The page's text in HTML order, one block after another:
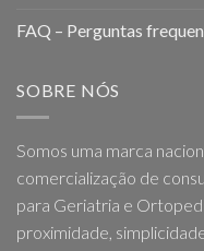
FAQ – Perguntas
SOBRE NÓS
Somos uma marca
comercialização de
para Geriatria e
proximidade,